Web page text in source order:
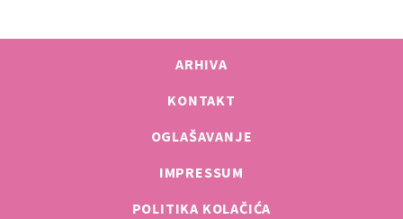
ARHIVA
KONTAKT
OGLAŠAVANJE
IMPRESSUM
POLITIKA KOLAČIĆA